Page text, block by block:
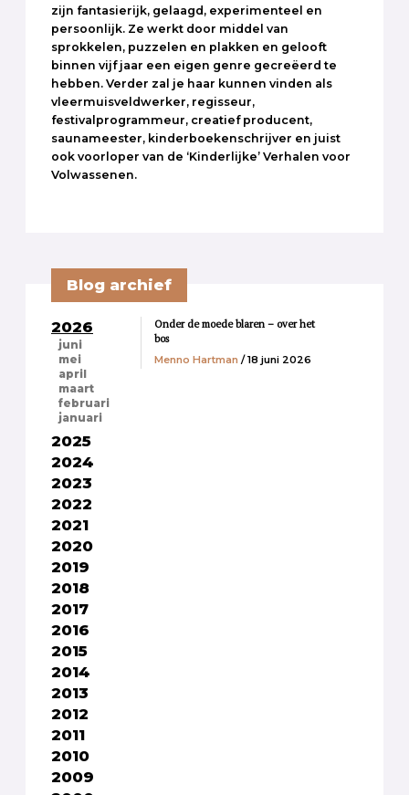
zijn fantasierijk, gelaagd, experimenteel en
persoonlijk. Ze werkt door middel van
sprokkelen, puzzelen en plakken en gelooft
binnen vijf jaar een eigen genre gecreëerd te
hebben. Verder zal je haar kunnen vinden als
vleermuisveldwerker, regisseur,
festivalprogrammeur, creatief producent,
saunameester, kinderboekenschrijver en juist
ook voorloper van de ‘Kinderlijke’ Verhalen voor
Volwassenen.
Blog archief
2026
juni
mei
april
maart
februari
januari
2025
2024
2023
2022
2021
2020
2019
2018
2017
2016
2015
2014
2013
2012
2011
2010
2009
Onder de moede blaren – over het
bos
Menno Hartman / 18 juni 2026